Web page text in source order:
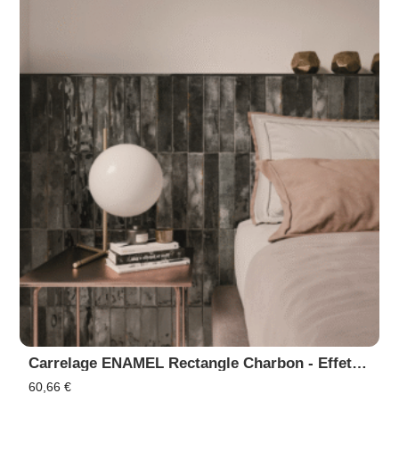
Carrelage ENAMEL Rectangle Charbon - Effet Zellige, Faïence Murale
60,66€